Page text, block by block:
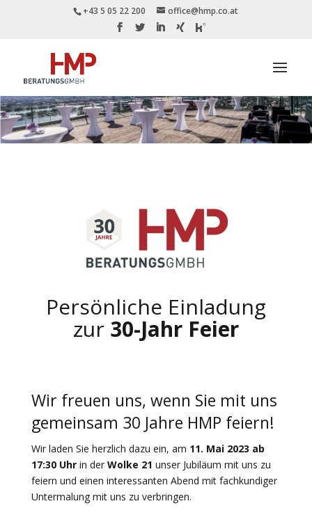
+43 5 05 22 200 office@hmp.co.at
Persönliche Einladung
zur 30-Jahr Feier
Wir freuen uns, wenn Sie mit uns
gemeinsam 30 Jahre HMP feiern!
Wir laden Sie herzlich dazu ein, am 11. Mai 2023 ab
17:30 Uhr in der Wolke 21 unser Jubiläum mit uns zu
feiern und einen interessanten Abend mit fachkundiger
Untermalung mit uns zu verbringen.